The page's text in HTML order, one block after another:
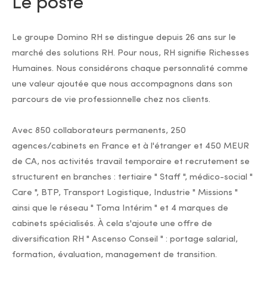
Le groupe Domino RH se distingue depuis 26 ans sur le
marché des solutions RH. Pour nous, RH signifie Richesses
Humaines. Nous considérons chaque personnalité comme
une valeur ajoutée que nous accompagnons dans son
parcours de vie professionnelle chez nos clients.
Avec 850 collaborateurs permanents, 250
agences/cabinets en France et à l'étranger et 450 MEUR
de CA, nos activités travail temporaire et recrutement se
structurent en branches : tertiaire " Staff ", médico-social "
Care ", BTP, Transport Logistique, Industrie " Missions "
ainsi que le réseau " Toma Intérim " et 4 marques de
cabinets spécialisés. À cela s'ajoute une offre de
diversification RH " Ascenso Conseil " : portage salarial,
formation, évaluation, management de transition.